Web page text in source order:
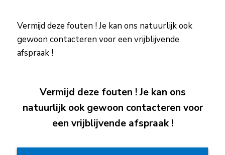
Vermijd deze fouten ! Je kan ons natuurlijk ook
gewoon contacteren voor een vrijblijvende
afspraak !
Vermijd deze fouten ! Je kan ons
natuurlijk ook gewoon contacteren voor
een vrijblijvende afspraak !